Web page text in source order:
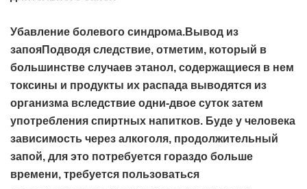
Убавление болевого синдрома.Вывод из
запояПодводя следствие, отметим, который в
большинстве случаев этанол, содержащиеся в нем
токсины и продукты их распада выводятся из
организма вследствие одни-двое суток затем
употребления спиртных напитков. Буде у человека
зависимость через алкоголя, продолжительный
запой, для это потребуется гораздо больше
времени, требуется пользоваться